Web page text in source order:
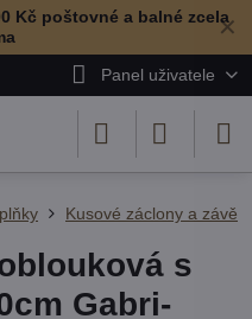
✕
Kč poštovné a balné zcela
Panel uživatele
Kusové záclony a
s
Gabri-